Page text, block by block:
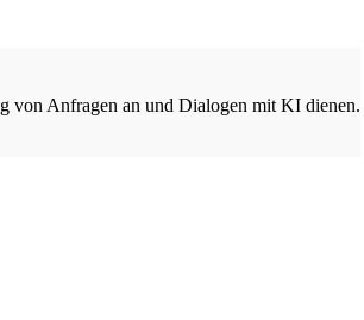
von Anfragen an und Dialogen mit KI dienen.